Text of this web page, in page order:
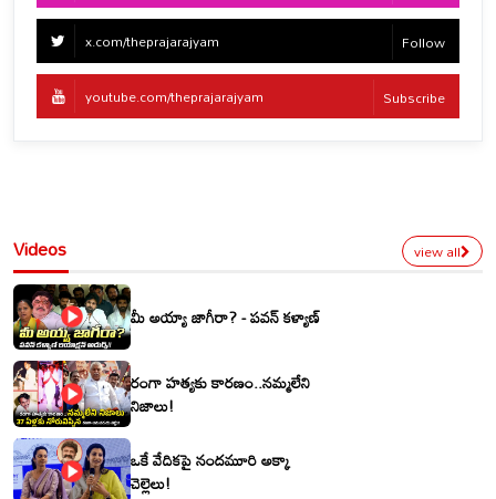
x.com/theprajarajyam Follow
youtube.com/theprajarajyam Subscribe
Videos view all
మీ అయ్యా జాగీరా? - పవన్ కళ్యాణ్
రంగా హత్యకు కారణం..నమ్మలేని
నిజాలు!
ఒకే వేదికపై నందమూరి అక్కా
చెల్లెలు!